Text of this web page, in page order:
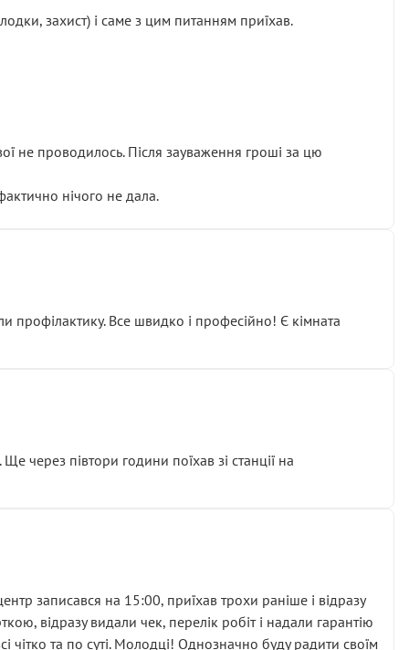
захист) і саме з цим питанням приїхав.
не проводилось. Після зауваження гроші за цю
нічого не дала.
профілактику. Все швидко і професійно! Є кімната
через півтори години поїхав зі станції на
записався на 15:00, приїхав трохи раніше і відразу
відразу видали чек, перелік робіт і надали гарантію
та по суті. Молодці! Однозначно буду радити своїм